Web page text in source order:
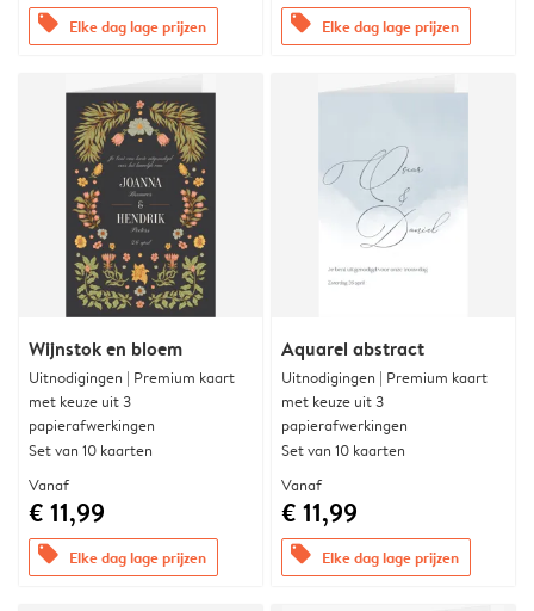
offers Elke dag lage prijzen offers Elke dag lage prijzen
Wijnstok en bloem
Uitnodigingen | Premium kaart
met keuze uit 3
papierafwerkingen
Set van 10 kaarten
Vanaf
€ 11,99
offers Elke dag lage prijzen
Aquarel abstract
Uitnodigingen | Premium kaart
met keuze uit 3
papierafwerkingen
Set van 10 kaarten
Vanaf
€ 11,99
offers Elke dag lage prijzen